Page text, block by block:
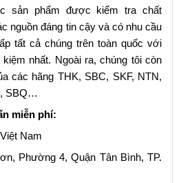
sản phẩm được kiểm tra chất
nguồn đáng tin cậy và có nhu cầu
tất cả chúng trên toàn quốc với
nhất. Ngoài ra, chúng tôi còn
các hãng THK, SBC, SKF, NTN,
SBQ…
miễn phí:
Nam
Phường 4, Quận Tân Bình, TP.